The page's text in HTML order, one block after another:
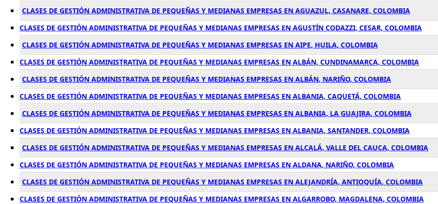
CLASES DE GESTIÓN ADMINISTRATIVA DE PEQUEÑAS Y MEDIANAS EMPRESAS EN AGUAZUL, CASANARE, COLOMBIA
CLASES DE GESTIÓN ADMINISTRATIVA DE PEQUEÑAS Y MEDIANAS EMPRESAS EN AGUSTÍN CODAZZI, CESAR, COLOMBIA
CLASES DE GESTIÓN ADMINISTRATIVA DE PEQUEÑAS Y MEDIANAS EMPRESAS EN AIPE, HUILA, COLOMBIA
CLASES DE GESTIÓN ADMINISTRATIVA DE PEQUEÑAS Y MEDIANAS EMPRESAS EN ALBÁN, CUNDINAMARCA, COLOMBIA
CLASES DE GESTIÓN ADMINISTRATIVA DE PEQUEÑAS Y MEDIANAS EMPRESAS EN ALBÁN, NARIÑO, COLOMBIA
CLASES DE GESTIÓN ADMINISTRATIVA DE PEQUEÑAS Y MEDIANAS EMPRESAS EN ALBANIA, CAQUETÁ, COLOMBIA
CLASES DE GESTIÓN ADMINISTRATIVA DE PEQUEÑAS Y MEDIANAS EMPRESAS EN ALBANIA, LA GUAJIRA, COLOMBIA
CLASES DE GESTIÓN ADMINISTRATIVA DE PEQUEÑAS Y MEDIANAS EMPRESAS EN ALBANIA, SANTANDER, COLOMBIA
CLASES DE GESTIÓN ADMINISTRATIVA DE PEQUEÑAS Y MEDIANAS EMPRESAS EN ALCALÁ, VALLE DEL CAUCA, COLOMBIA
CLASES DE GESTIÓN ADMINISTRATIVA DE PEQUEÑAS Y MEDIANAS EMPRESAS EN ALDANA, NARIÑO, COLOMBIA
CLASES DE GESTIÓN ADMINISTRATIVA DE PEQUEÑAS Y MEDIANAS EMPRESAS EN ALEJANDRÍA, ANTIOQUÍA, COLOMBIA
CLASES DE GESTIÓN ADMINISTRATIVA DE PEQUEÑAS Y MEDIANAS EMPRESAS EN ALGARROBO, MAGDALENA, COLOMBIA